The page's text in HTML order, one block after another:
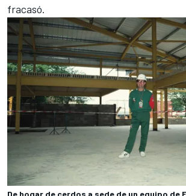
fracasó.
De hogar de cerdos a sede de un equipo de